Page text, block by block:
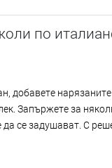
по
добавете
Запържете за
да се задушават. С